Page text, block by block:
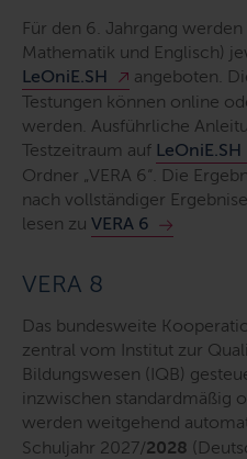
Für den 6. Jahrgang werden
Mathematik und Englisch)
LeOniE.SH
angeboten.
Testungen können online
werden. Ausführliche
Testzeitraum auf LeOniE.SH
Ordner „VERA 6“. Die
nach vollständiger
lesen zu VERA 6
VERA 8
Das bundesweite
zentral vom Institut zur
Bildungswesen (IQB)
inzwischen standardmäßig
werden weitgehend
Schuljahr 2027/2028